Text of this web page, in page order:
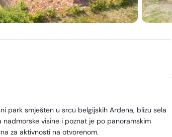
park smješten u srcu belgijskih Ardena, blizu sela
visine i poznat je po panoramskim
za aktivnosti na otvorenom.